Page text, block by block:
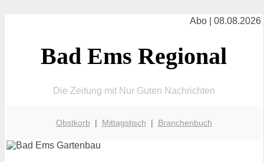
Abo | 08.08.2026
Bad Ems Regional
Die Zeitung mit Nur Guten Nachrichten
Obstkorb | Mittagstisch | Branchenbuch